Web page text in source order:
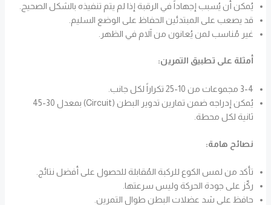
يُمكن أن يُسبب إجهاداً في الرقبة إذا لم يتم تنفيذه بالشكل الصحيح.
قد يصعب على المبتدئين الحفاظ على الوضع السليم.
غير مُناسب لمن يُعانون من آلام في الظهر.
أمثلة على تطبيق التمرين:
3-4 مجموعات من 10-25 تكراراً لكل جانب.
يُمكن إدراجه ضمن تمارين تدوير البطن (Circuit) بمعدل 30-45
ثانية لكل محطة.
نصائح هامة:
تأكد من لمس الكوع للركبة المُقابلة للحصول على أفضل نتائج.
ركّز على جودة الحركة وليس سرعتها.
حافظ على شد عضلات البطن طوال التمرين.